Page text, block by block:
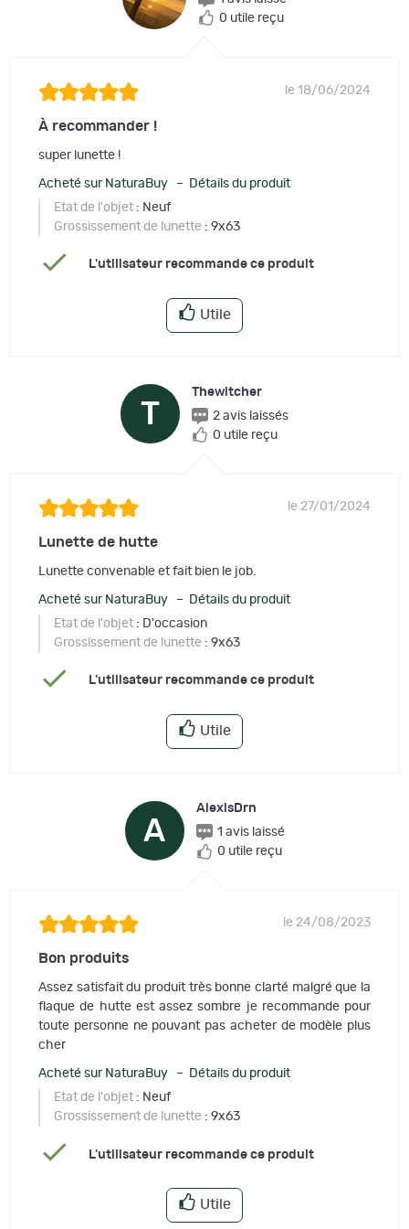
0 utile reçu
le 18/06/2024
À recommander !
super lunette !
Acheté sur NaturaBuy – Détails du produit
Etat de l'objet : Neuf
Grossissement de lunette : 9x63
L'utilisateur recommande ce produit
Utile
T
Thewitcher
2 avis laissés
0 utile reçu
le 27/01/2024
Lunette de hutte
Lunette convenable et fait bien le job.
Acheté sur NaturaBuy – Détails du produit
Etat de l'objet : D'occasion
Grossissement de lunette : 9x63
L'utilisateur recommande ce produit
Utile
A
AlexisDrn
1 avis laissé
0 utile reçu
le 24/08/2023
Bon produits
Assez satisfait du produit très bonne clarté malgré que la
flaque de hutte est assez sombre je recommande pour
toute personne ne pouvant pas acheter de modèle plus
cher
Acheté sur NaturaBuy – Détails du produit
Etat de l'objet : Neuf
Grossissement de lunette : 9x63
L'utilisateur recommande ce produit
Utile